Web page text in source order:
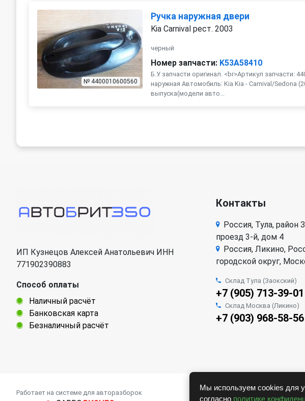
№ 4400010600560
Ручка наружная двери
Kia Carnival рест. 2003
черный
Номер запчасти: K53A58410
Б.У. запчасти оригинал. <br>Артикул запчасти:
наружная Автомобиль: Kia Kia - Carnival/Sedona
выпуска(модели авто...
ИП Кузнецов Алексей Анатольевич ИНН
771902390883
Способ оплаты
Наличный расчёт
Банковская карта
Безналичный расчёт
Контакты
Россия, Тула, район
проезд 3-й, дом 4
Россия, Ликино,
городской округ,
Склад Тула (Заокский)
+7 (905) 713-39-01
Склад Москва (Ликино)
+7 (903) 968-58-56
Работает на системе для авторазборок
Мы используем cookies для
согласно политике